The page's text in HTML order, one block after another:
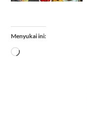
Menyukai ini:
Memuat...